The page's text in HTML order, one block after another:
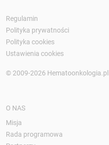
Regulamin
Polityka prywatności
Polityka cookies
Ustawienia cookies
© 2009-2026 Hematoonkologia.pl
O NAS
Misja
Rada programowa